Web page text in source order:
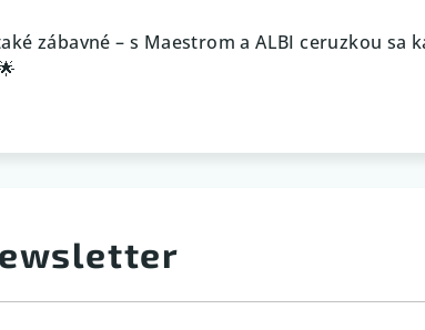
zábavné – s Maestrom a ALBI ceruzkou sa